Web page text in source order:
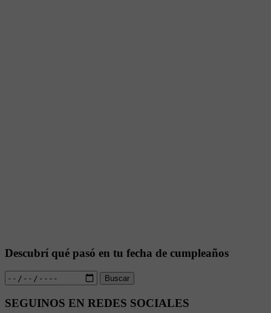
Descubrí qué pasó en tu fecha de cumpleaños
Buscar
SEGUINOS EN REDES SOCIALES